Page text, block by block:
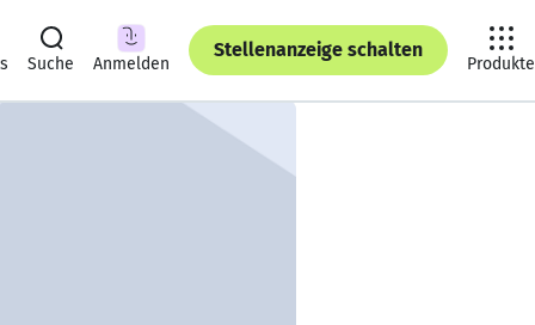
Suche Anmelden
Stellenanzeige schalten
Produkte